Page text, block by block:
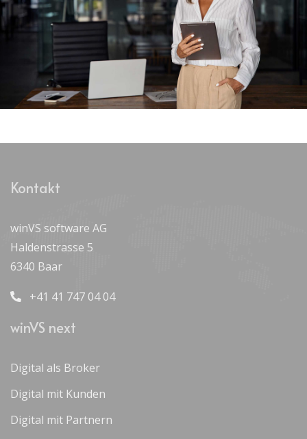
Kontakt
winVS software AG
Haldenstrasse 5
6340 Baar
+41 41 747 04 04
winVS next
Digital als Broker
Digital mit Kunden
Digital mit Partnern